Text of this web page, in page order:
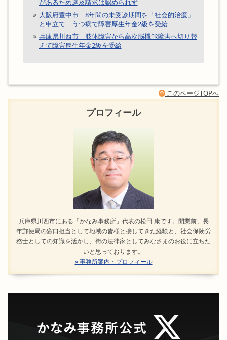
があるため遡及請求は認められず
大阪府豊中市 8年間の未受診期間を「社会的治癒」
と申立て うつ病で障害厚生年金2級を受給
兵庫県川西市 肢体障害から高次脳機能障害へ切り替
えて障害厚生年金2級を受給
このページTOPへ
プロフィール
兵庫県川西市にある「かなみ事務所」代表の松田 康です。開業前、長
年郵便局の窓口担当として地域の皆様と接してきた経験と、社会保険労
務士としての知識を活かし、街の法律家としてみなさまのお役に立ちた
いと思っております。
» 事務所案内・プロフィール